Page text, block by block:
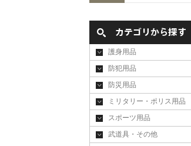
護身用品
防犯用品
防災用品
ミリタリー・ポリス用品
スポーツ用品
武道具・その他